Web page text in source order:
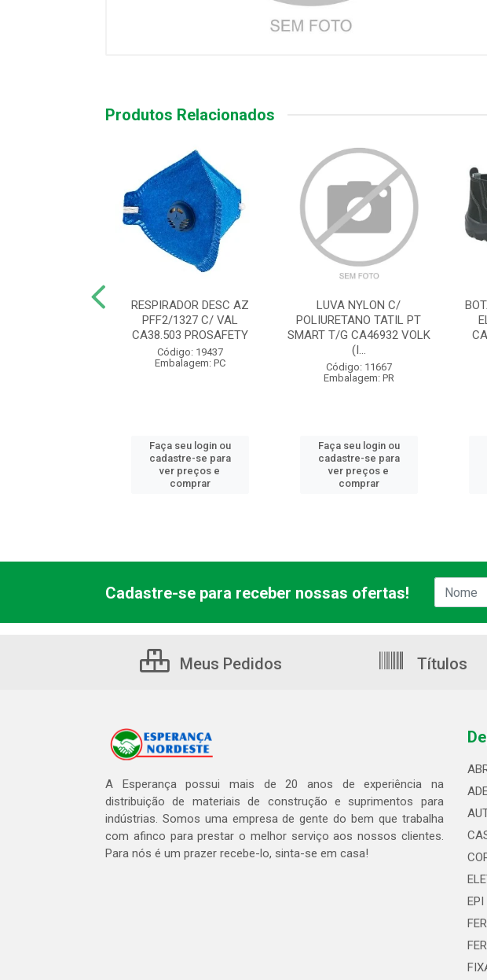
Produtos Relacionados
RESPIRADOR DESC AZ
PFF2/1327 C/ VAL
CA38.503 PROSAFETY
Código: 19437
Embalagem: PC
Faça seu login ou
cadastre-se para
ver preços e
comprar
LUVA NYLON C/
POLIURETANO TATIL PT
SMART T/G CA46932 VOLK
(I...
Código: 11667
Embalagem: PR
Faça seu login ou
cadastre-se para
ver preços e
comprar
Cadastre-se para receber nossas ofertas!
Meus Pedidos Títulos
A Esperança possui mais de 20 anos de experiência na
distribuição de materiais de construção e suprimentos para
indústrias. Somos uma empresa de gente do bem que trabalha
com afinco para prestar o melhor serviço aos nossos clientes.
Para nós é um prazer recebe-lo, sinta-se em casa!
EPI